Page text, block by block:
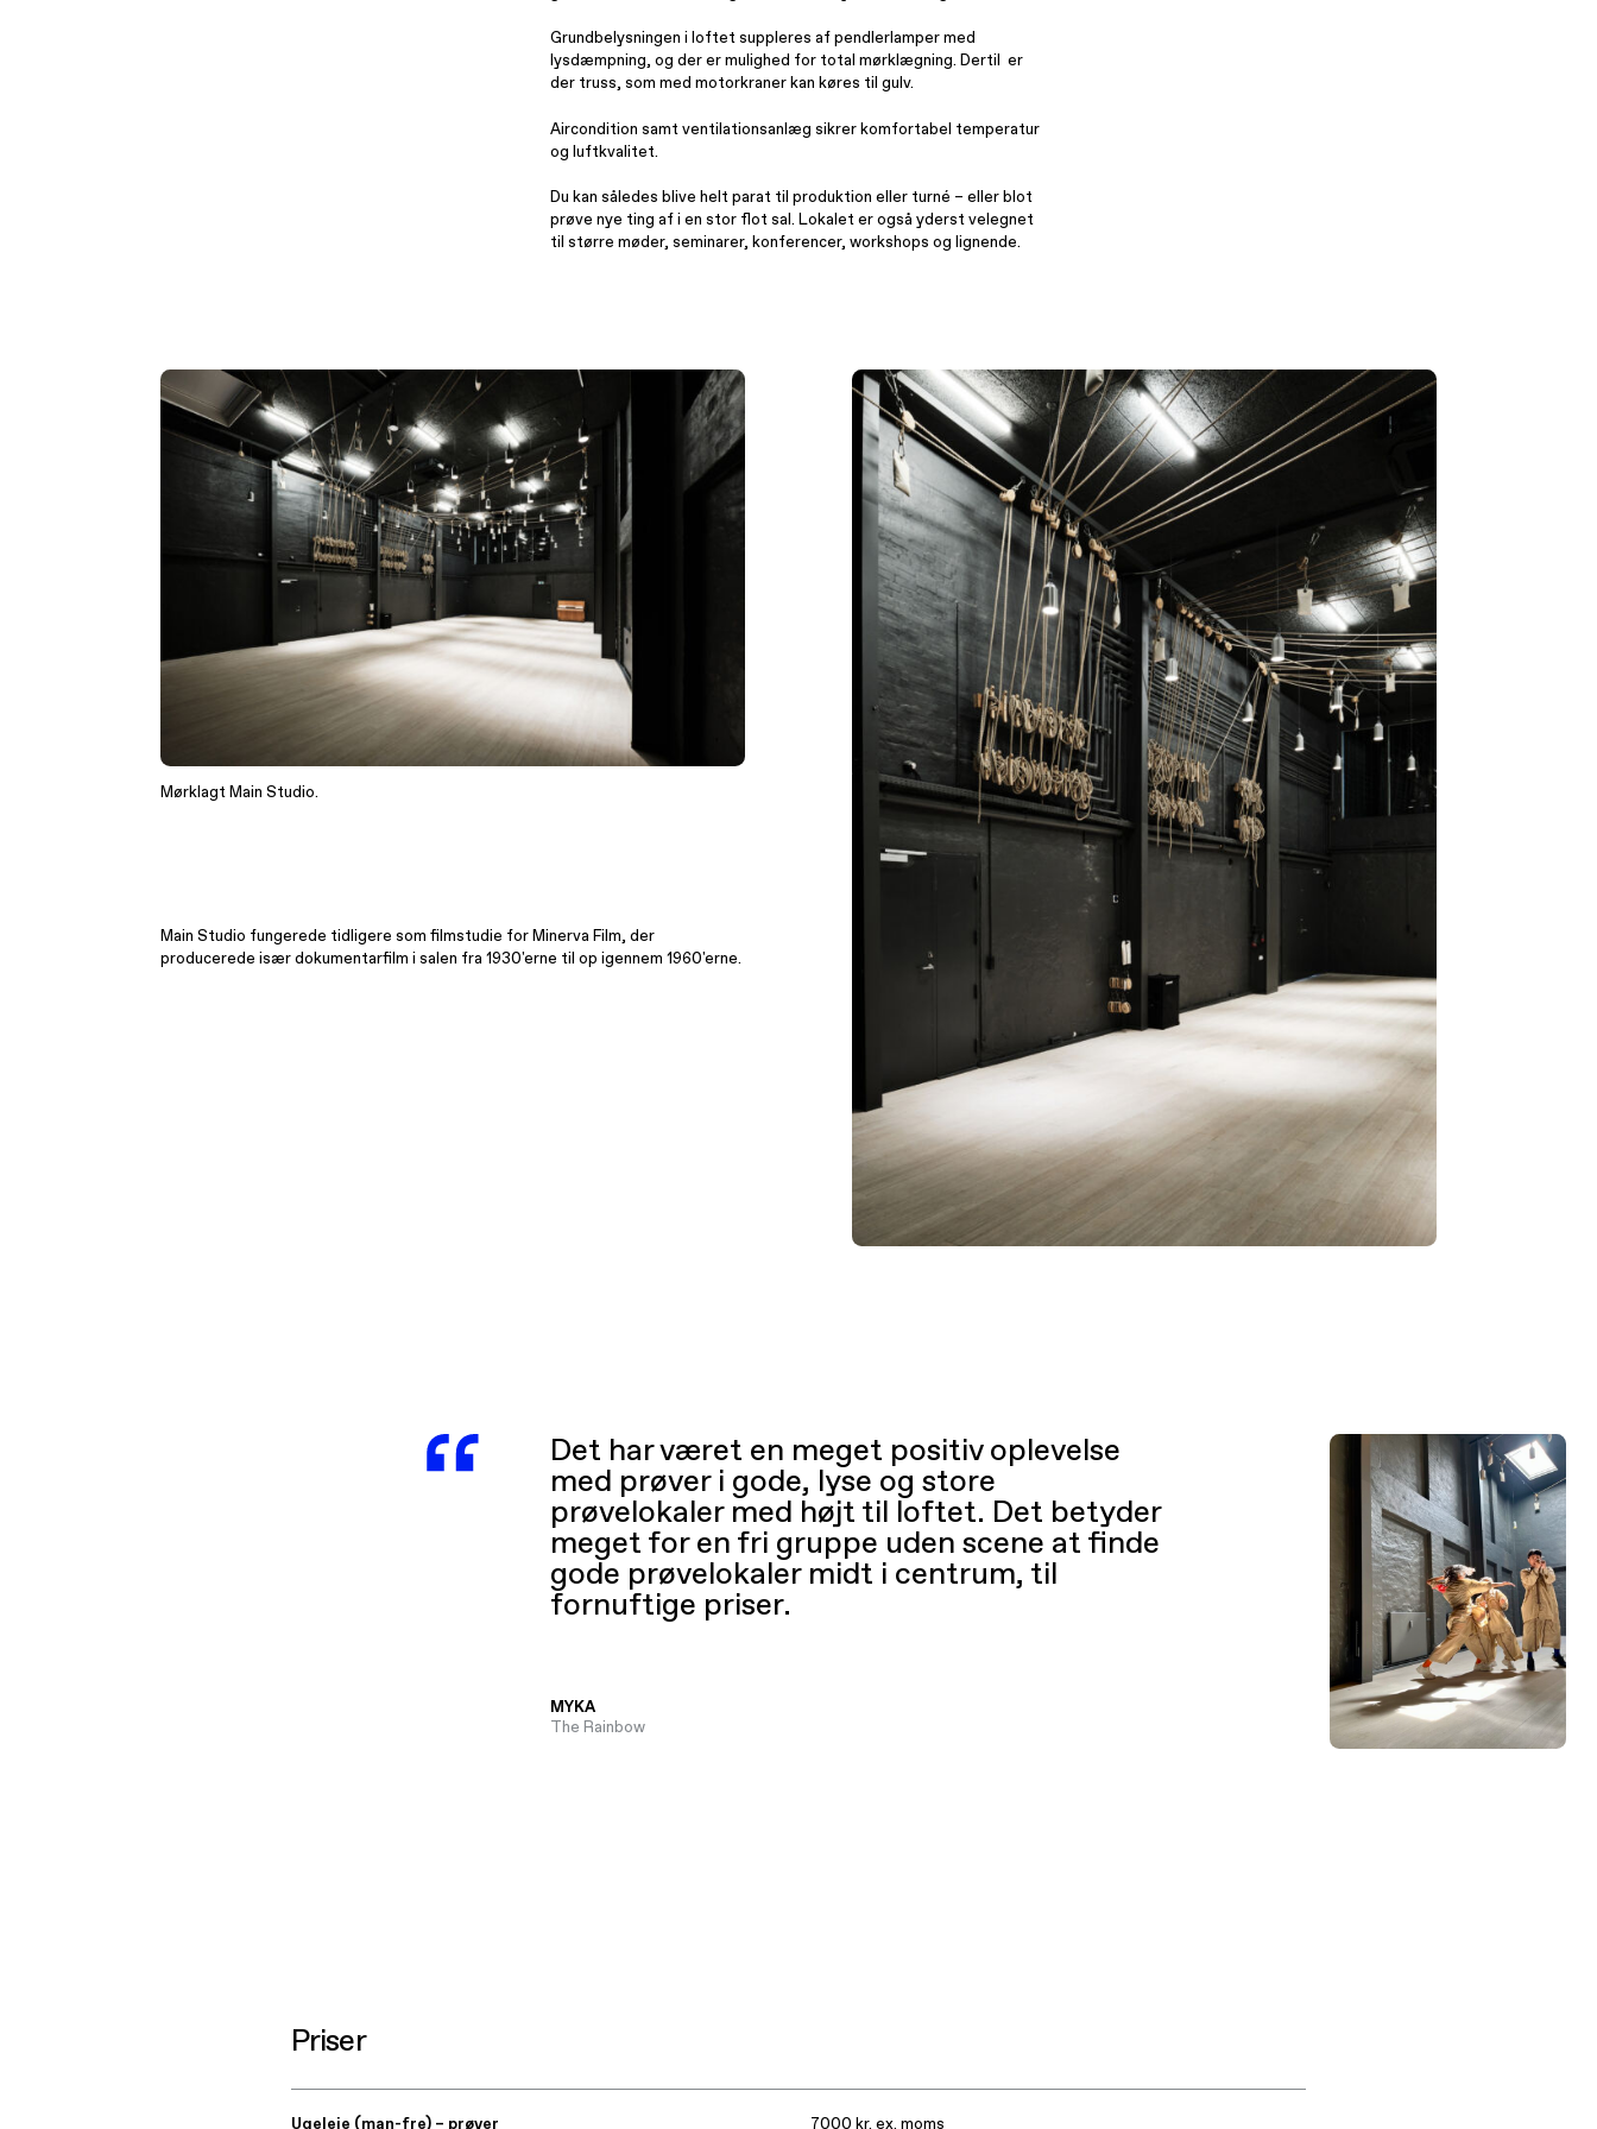
Grundbelysningen i loftet suppleres af pendlerlamper med
lysdæmpning, og der er mulighed for total mørklægning. Dertil er
der truss, som med motorkraner kan køres til gulv.
Aircondition samt ventilationsanlæg sikrer komfortabel temperatur
og luftkvalitet.
Du kan således blive helt parat til produktion eller turné – eller blot
prøve nye ting af i en stor flot sal. Lokalet er også yderst velegnet
til større møder, seminarer, konferencer, workshops og lignende.
Mørklagt Main Studio.
Main Studio fungerede tidligere som filmstudie for Minerva Film, der
producerede især dokumentarfilm i salen fra 1930'erne til op igennem 1960'erne.
Det har været en meget positiv oplevelse
med prøver i gode, lyse og store
prøvelokaler med højt til loftet. Det betyder
meget for en fri gruppe uden scene at finde
gode prøvelokaler midt i centrum, til
fornuftige priser.
MYKA
The Rainbow
Priser
Ugeleje (man-fre) – prøver 7000 kr. ex. moms